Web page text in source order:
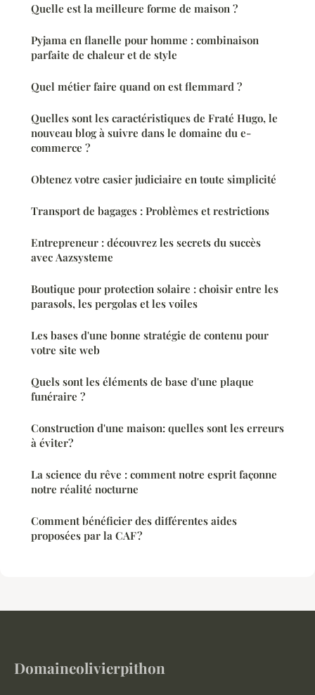
Quelle est la meilleure forme de maison ?
Pyjama en flanelle pour homme : combinaison
parfaite de chaleur et de style
Quel métier faire quand on est flemmard ?
Quelles sont les caractéristiques de Fraté Hugo, le
nouveau blog à suivre dans le domaine du e-
commerce ?
Obtenez votre casier judiciaire en toute simplicité
Transport de bagages : Problèmes et restrictions
Entrepreneur : découvrez les secrets du succès
avec Aazsysteme
Boutique pour protection solaire : choisir entre les
parasols, les pergolas et les voiles
Les bases d'une bonne stratégie de contenu pour
votre site web
Quels sont les éléments de base d'une plaque
funéraire ?
Construction d'une maison: quelles sont les erreurs
à éviter?
La science du rêve : comment notre esprit façonne
notre réalité nocturne
Comment bénéficier des différentes aides
proposées par la CAF ?
Domaineolivierpithon